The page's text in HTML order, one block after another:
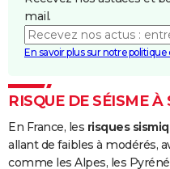
mail.
En savoir plus sur notre
RISQUE DE SÉISME
En France, les risques
allant de faibles à modérés,
comme les Alpes, les